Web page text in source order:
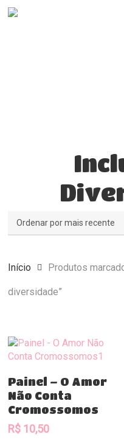
Skip
Início Produtos
diversidade”
Comprar
Painel – O Amor
Não Conta
Cromossomos
R$ 10,50